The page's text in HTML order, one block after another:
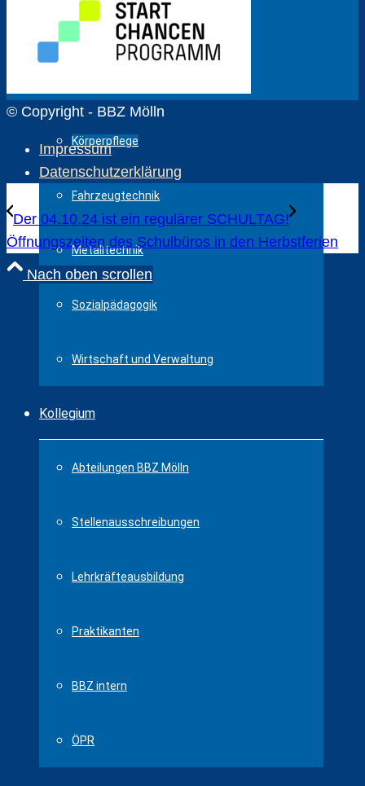
Gesundheit und Pflege
Körperpflege
Fahrzeugtechnik
Metalltechnik
Sozialpädagogik
Wirtschaft und Verwaltung
Kollegium
Abteilungen BBZ Mölln
Stellenausschreibungen
Lehrkräfteausbildung
Praktikanten
BBZ intern
ÖPR
© Copyright - BBZ Mölln
Impressum
Datenschutzerklärung
Der 04.10.24 ist ein regulärer SCHULTAG!
Öffnungszeiten des Schulbüros in den Herbstferien
Nach oben scrollen